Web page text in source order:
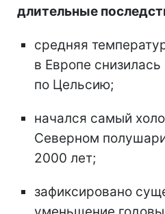
длительные
средняя
в Европе
по Цельсию;
начался самый
Северном
2000 лет;
зафиксировано